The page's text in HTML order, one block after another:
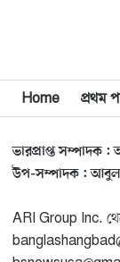
যুক্তরাষ্ট্র
১২
মিশিগানে
১৩
কেন এত
১৪
Home প্রথম
ভারপ্রাপ্ত সম্পাদক :
উপ-সম্পাদক : আবুল
ARI Group Inc.